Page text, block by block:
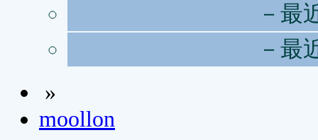
－最
－最
»
moollon